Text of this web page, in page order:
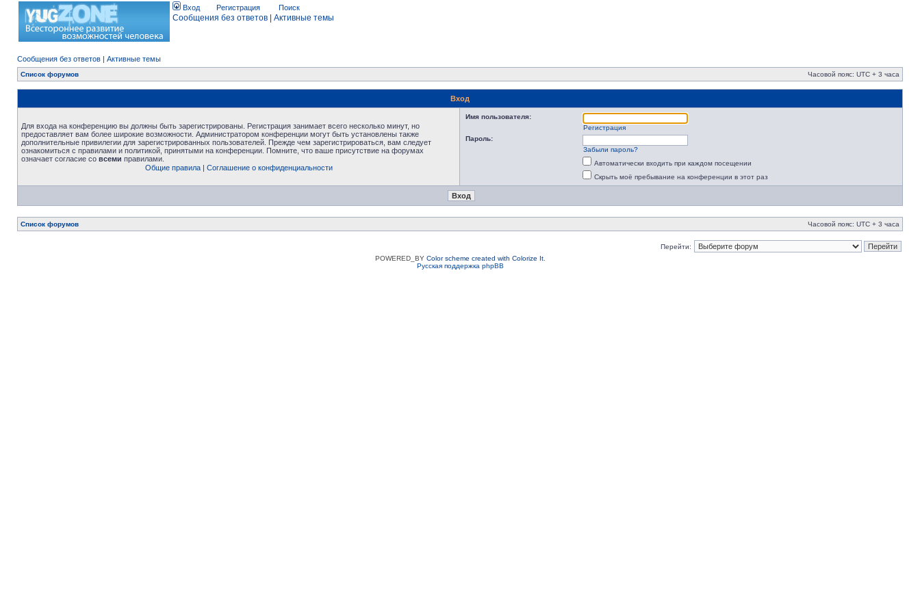
Вход Регистрация Поиск
Сообщения без ответов Активные темы
Сообщения без ответов | Активные темы
Список форумов Часовой пояс: UTC + 3 часа
Вход
Для входа на конференцию вы должны быть зарегистрированы. Регистрация занимает всего несколько минут, но
предоставляет вам более широкие возможности. Администратором конференции могут быть установлены также
дополнительные привилегии для зарегистрированных пользователей. Прежде чем зарегистрироваться, вам следует
ознакомиться с правилами и политикой, принятыми на конференции. Помните, что ваше присутствие на форумах
означает согласие со всеми правилами.
Общие правила| Соглашение о конфиденциальности
Имя пользователя:
Регистрация
Пароль:
Забыли пароль?
Автоматически входить при каждом посещении
Скрыть моё пребывание на конференции в этот раз
Список форумов Часовой пояс: UTC + 3 часа
Перейти:
POWERED_BY Color scheme created with Colorize It.
Русская поддержка phpBB